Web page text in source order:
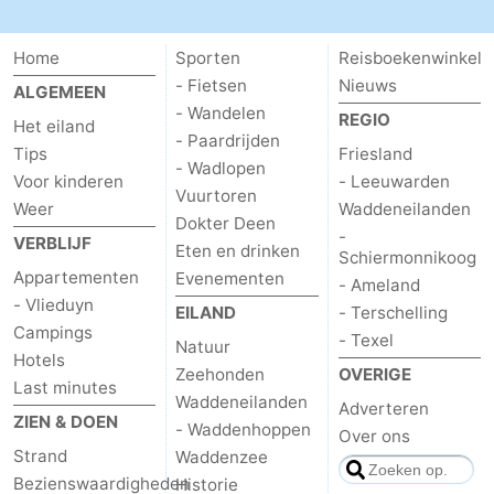
adressen
Regio
Friesland
-
Leeuwarden
Waddeneilanden
-
Schiermonnikoog
-
Ameland
-
Terschelling
-
Texel
Weer
Contact
Home
ALGEMEEN
Het eiland
Tips
Voor kinderen
Weer
VERBLIJF
Appartementen
- Vlieduyn
Campings
Hotels
Last minutes
ZIEN & DOEN
Strand
Bezienswaardigheden
Sporten
- Fietsen
- Wandelen
- Paardrijden
- Wadlopen
Vuurtoren
Dokter Deen
Eten en drinken
Evenementen
EILAND
Natuur
Zeehonden
Waddeneilanden
- Waddenhoppen
Waddenzee
Historie
Reisboekenwinkel
Nieuws
REGIO
Friesland
- Leeuwarden
Waddeneilanden
-
Schiermonnikoog
- Ameland
- Terschelling
- Texel
OVERIGE
Adverteren
Over ons